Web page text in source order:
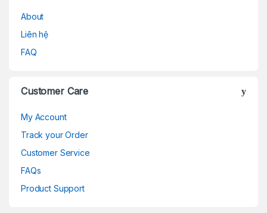
About
Liên hệ
FAQ
Customer Care
My Account
Track your Order
Customer Service
FAQs
Product Support